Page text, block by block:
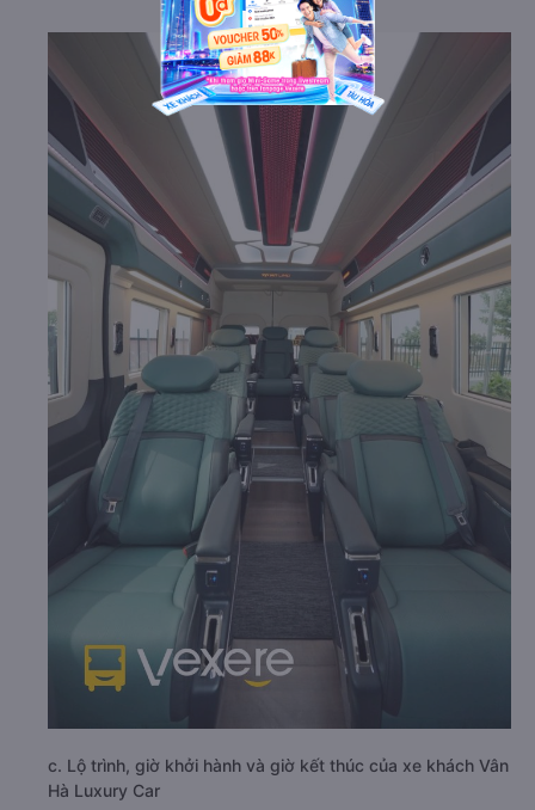
c. Lộ trình, giờ khởi hành và giờ kết thúc của xe khách Vân
Hà Luxury Car